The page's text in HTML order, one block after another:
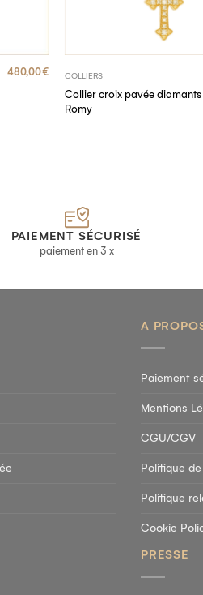
480,00€ COLLIERS
Collier croix pavée diamants
Romy
PAIEMENT SÉCURISÉ
paiement en 3 x
A
Paiement
Mentions
CGU/CGV
Politique
Politique
Cookie
PRESSE